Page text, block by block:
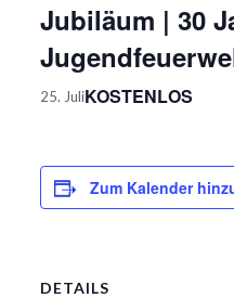
Jubiläum | 30
25. JuliKOSTENLOS
Zum Kalender
DETAILS